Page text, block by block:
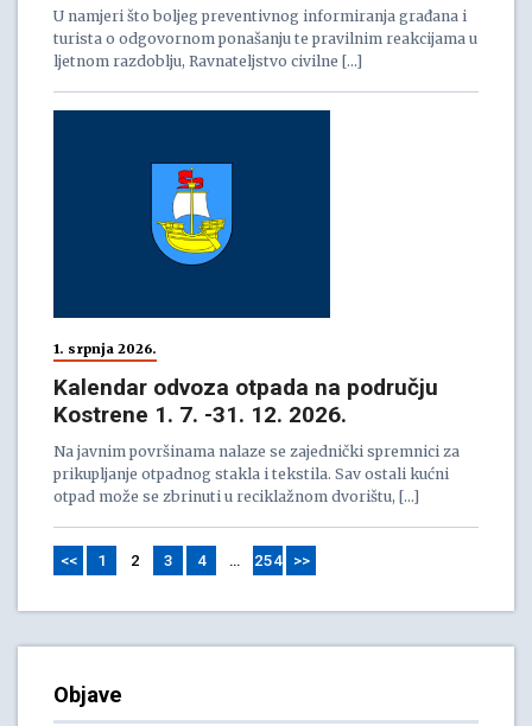
U namjeri što boljeg preventivnog informiranja građana i
turista o odgovornom ponašanju te pravilnim reakcijama u
ljetnom razdoblju, Ravnateljstvo civilne […]
1. srpnja 2026.
Kalendar odvoza otpada na području
Kostrene 1. 7. -31. 12. 2026.
Na javnim površinama nalaze se zajednički spremnici za
prikupljanje otpadnog stakla i tekstila. Sav ostali kućni
otpad može se zbrinuti u reciklažnom dvorištu, […]
<< 1 2 3 4 … 254 >>
Objave